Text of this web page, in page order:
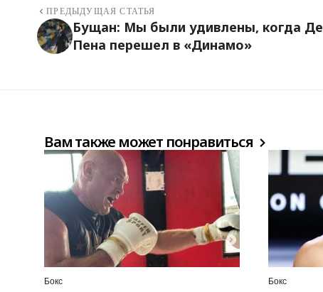
ПРЕДЫДУЩАЯ СТАТЬЯ
Бущан: Мы были удивлены, когда Де
Пена перешел в «Динамо»
Вам также может понравиться
Бокс Бокс